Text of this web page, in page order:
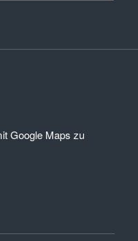
Google Maps zu